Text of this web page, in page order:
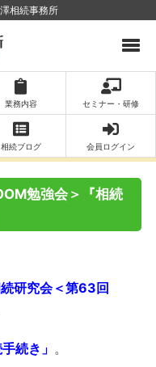
相続事務所
業務内容 セミナー・研修
相続ブログ 会員ログイン
勉強会＞『相続
研究会＜第63回
手続き」 。